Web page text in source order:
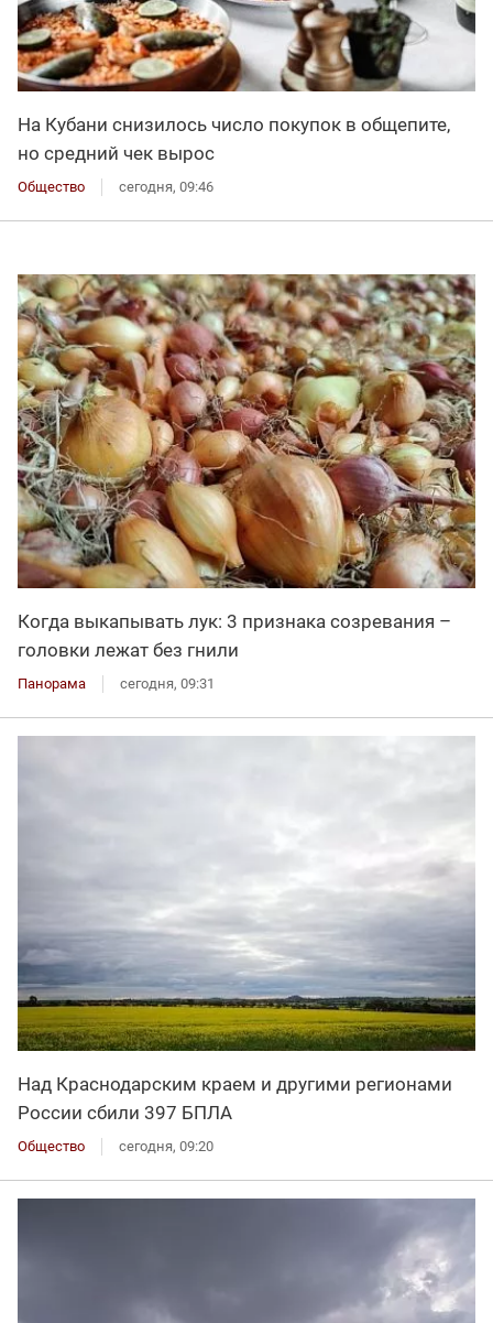
На Кубани снизилось число покупок в общепите,
но средний чек вырос
Общество сегодня, 09:46
Когда выкапывать лук: 3 признака созревания –
головки лежат без гнили
Панорама сегодня, 09:31
Над Краснодарским краем и другими регионами
России сбили 397 БПЛА
Общество сегодня, 09:20